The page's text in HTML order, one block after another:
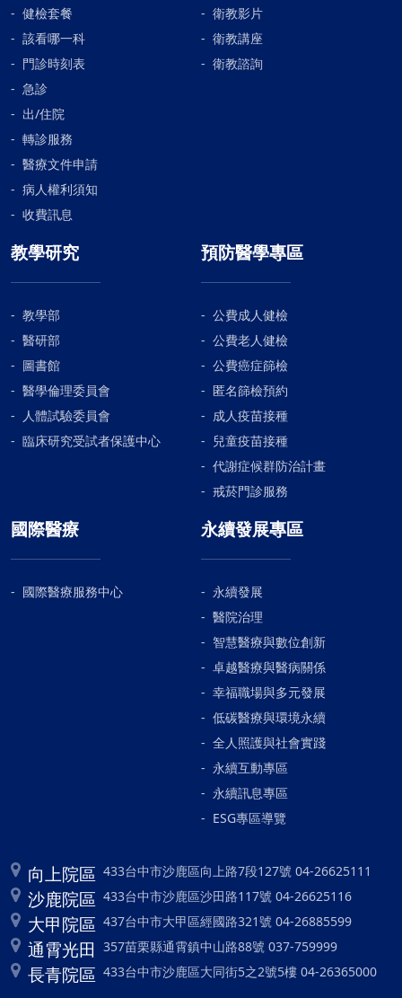
健檢套餐
該看哪一科
門診時刻表
急診
出/住院
轉診服務
醫療文件申請
病人權利須知
收費訊息
衛教影片
衛教講座
衛教諮詢
教學研究
教學部
醫研部
圖書館
醫學倫理委員會
人體試驗委員會
臨床研究受試者保護中心
預防醫學專區
公費成人健檢
公費老人健檢
公費癌症篩檢
匿名篩檢預約
成人疫苗接種
兒童疫苗接種
代謝症候群防治計畫
戒菸門診服務
國際醫療
國際醫療服務中心
永續發展專區
永續發展
醫院治理
智慧醫療與數位創新
卓越醫療與醫病關係
幸福職場與多元發展
低碳醫療與環境永續
全人照護與社會實踐
永續互動專區
永續訊息專區
ESG專區導覽
向上院區 433台中市沙鹿區向上路7段127號 04-26625111
沙鹿院區 433台中市沙鹿區沙田路117號 04-26625116
大甲院區 437台中市大甲區經國路321號 04-26885599
通霄光田 357苗栗縣通霄鎮中山路88號 037-759999
長青院區 433台中市沙鹿區大同街5之2號5樓 04-26365000